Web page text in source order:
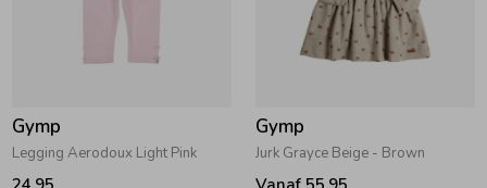
Gymp
Legging Aerodoux Light Pink
Gymp
Jurk Grayce Beige - Brown